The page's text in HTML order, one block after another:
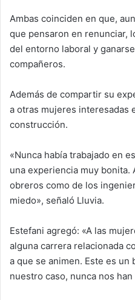
Ambas coinciden en que,
que pensaron en renunciar,
del entorno laboral y
compañeros.
Además de compartir su
a otras mujeres interesadas
construcción.
«Nunca había trabajado en
una experiencia muy bonita.
obreros como de los
miedo», señaló Lluvia.
Estefani agregó: «A las
alguna carrera relacionada
a que se animen. Este es un
nuestro caso, nunca nos